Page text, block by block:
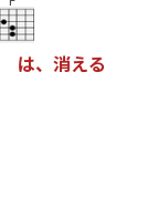
は、 消える